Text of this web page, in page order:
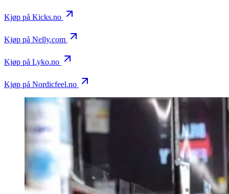
Kjøp på Kicks.no
Kjøp på Nelly.com
Kjøp på Lyko.no
Kjøp på Nordicfeel.no